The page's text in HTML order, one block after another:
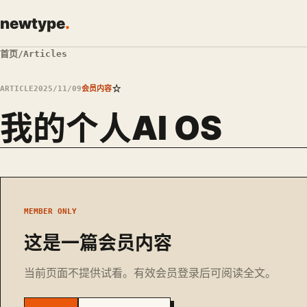
newtype.
首页/Articles
ARTICLE2025/11/09会员内容☆
我的个人AI OS
MEMBER ONLY
这是一篇会员内容
当前页面不提供试看。有效会员登录后可阅读全文。